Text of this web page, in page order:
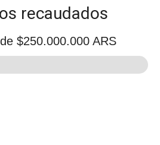
recaudados
$250.000.000 ARS